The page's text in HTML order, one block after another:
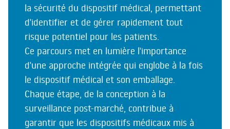
la sécurité du dispositif médical, permettant
d'identifier et de gérer rapidement tout
risque potentiel pour les patients.
Ce parcours met en lumière l'importance
d'une approche intégrée qui englobe à la fois
le dispositif médical et son emballage.
Chaque étape, de la conception à la
surveillance post-marché, contribue à
garantir que les dispositifs médicaux mis à